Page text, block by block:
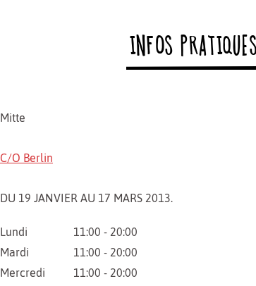
INFOS
Mitte
C/O Berlin
DU 19 JANVIER AU 17 MARS 2013.
Lundi
11:00 - 20:00
Mardi
11:00 - 20:00
Mercredi
11:00 - 20:00